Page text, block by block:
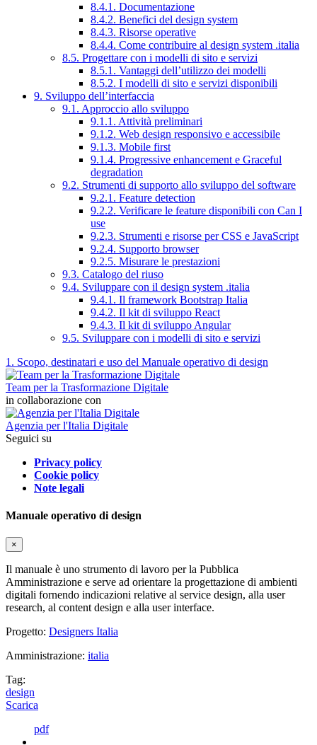
8.4.1. Documentazione
8.4.2. Benefici del design system
8.4.3. Risorse operative
8.4.4. Come contribuire al design system .italia
8.5. Progettare con i modelli di sito e servizi
8.5.1. Vantaggi dell’utilizzo dei modelli
8.5.2. I modelli di sito e servizi disponibili
9. Sviluppo dell’interfaccia
9.1. Approccio allo sviluppo
9.1.1. Attività preliminari
9.1.2. Web design responsivo e accessibile
9.1.3. Mobile first
9.1.4. Progressive enhancement e Graceful
degradation
9.2. Strumenti di supporto allo sviluppo del software
9.2.1. Feature detection
9.2.2. Verificare le feature disponibili con Can I
use
9.2.3. Strumenti e risorse per CSS e JavaScript
9.2.4. Supporto browser
9.2.5. Misurare le prestazioni
9.3. Catalogo del riuso
9.4. Sviluppare con il design system .italia
9.4.1. Il framework Bootstrap Italia
9.4.2. Il kit di sviluppo React
9.4.3. Il kit di sviluppo Angular
9.5. Sviluppare con i modelli di sito e servizi
1. Scopo, destinatari e uso del Manuale operativo di design
Team per la Trasformazione Digitale
in collaborazione con
Agenzia per l'Italia Digitale
Seguici su
Privacy policy
Cookie policy
Note legali
Manuale operativo di design
×
Il manuale è uno strumento di lavoro per la Pubblica
Amministrazione e serve ad orientare la progettazione di ambienti
digitali fornendo indicazioni relative al service design, alla user
research, al content design e alla user interface.
Progetto: Designers Italia
Amministrazione: italia
Tag:
design
Scarica
pdf